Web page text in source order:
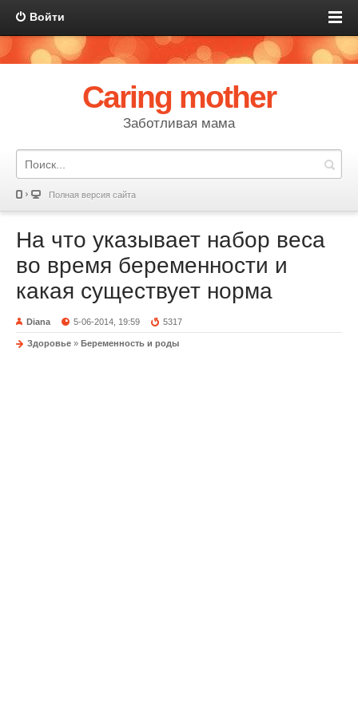
Войти
Caring mother
Заботливая мама
Полная версия сайта
На что указывает набор веса
во время беременности и
какая существует норма
Diana 5-06-2014, 19:59 5317
Здоровье » Беременность и роды